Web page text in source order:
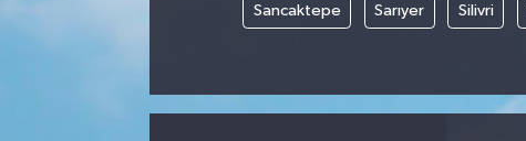
Sancaktepe Sarıyer Silivri